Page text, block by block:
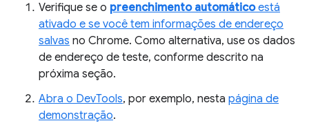
Verifique se o preenchimento automáticoestá
ativado e se você tem informações de endereço
salvas no Chrome. Como alternativa, use os dados
de endereço de teste, conforme descrito na
próxima seção.
Abra o DevTools, por exemplo, nesta página de
demonstração.